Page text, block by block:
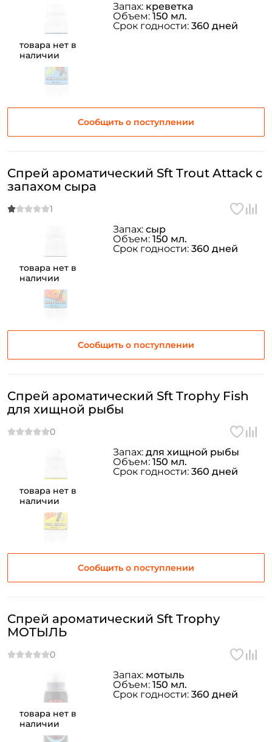
товара нет в
наличии
Сообщить о поступлении
Запах: креветка
Объем: 150 мл.
Срок годности: 360 дней
товара нет в
наличии
Спрей ароматический Sft Trout Attack с
запахом сыра
Сообщить о поступлении
Запах: сыр
Объем: 150 мл.
Срок годности: 360 дней
товара нет в
наличии
Спрей ароматический Sft Trophy Fish
для хищной рыбы
Сообщить о поступлении
Запах: для хищной рыбы
Объем: 150 мл.
Срок годности: 360 дней
товара нет в
наличии
Спрей ароматический Sft Trophy
МОТЫЛЬ
Запах: мотыль
Объем: 150 мл.
Срок годности: 360 дней